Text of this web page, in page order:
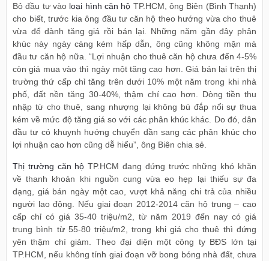
Bỏ đầu tư vào loại hình căn hộ TP.HCM, ông Biên (Bình Thạnh)
cho biết, trước kia ông đầu tư căn hộ theo hướng vừa cho thuê
vừa để dành tăng giá rồi bán lại. Những năm gần đây phân
khúc này ngày càng kém hấp dẫn, ông cũng không mặn mà
đầu tư căn hộ nữa. “Lợi nhuận cho thuê căn hộ chưa đến 4-5%
còn giá mua vào thì ngày một tăng cao hơn. Giá bán lại trên thị
trường thứ cấp chỉ tăng trên dưới 10% một năm trong khi nhà
phố, đất nền tăng 30-40%, thậm chí cao hơn. Dòng tiền thu
nhập từ cho thuê, sang nhượng lại không bù đắp nổi sự thua
kém về mức độ tăng giá so với các phân khúc khác. Do đó, dân
đầu tư có khuynh hướng chuyển dần sang các phân khúc cho
lợi nhuận cao hơn cũng dễ hiểu”, ông Biên chia sẻ.
Thị trường căn hộ TP.HCM đang đứng trước những khó khăn
về thanh khoản khi nguồn cung vừa eo hẹp lại thiếu sự đa
dạng, giá bán ngày một cao, vượt khả năng chi trả của nhiều
người lao động. Nếu giai đoạn 2012-2014 căn hộ trung – cao
cấp chỉ có giá 35-40 triệu/m2, từ năm 2019 đến nay có giá
trung bình từ 55-80 triệu/m2, trong khi giá cho thuê thì đứng
yên thậm chí giảm. Theo đại diện một công ty BĐS lớn tại
TP.HCM, nếu không tính giai đoạn vỡ bong bóng nhà đất, chưa